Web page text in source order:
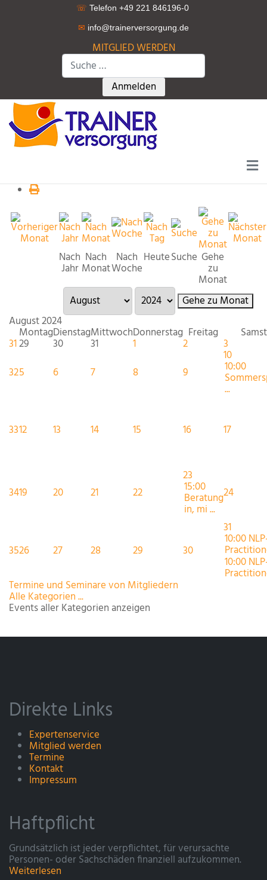
☏ Telefon +49 221 846196-0
✉ info@trainerversorgung.de
MITGLIED WERDEN
Suchen
Type 2 or more characters for
Anmelden
Nach
Jahr
Nach
Monat
Nach
Woche
HeuteSuche Gehe
zu
Monat
Gehe zu Monat
August 2024
MontagDienstagMittwochDonnerstag Freitag
3129 30 31 1 2
3
325 6 7 8 9
10
10:00
...
3312 13 14 15 16 17
3419 20 21 22
23
15:00
Beratung
in, mi ...
24
3526 27 28 29 30
31
10:00
10:00
Termine und Seminare von Mitgliedern
Alle Kategorien ...
Events aller Kategorien anzeigen
Direkte Links
Expertenservice
Mitglied werden
Termine
Kontakt
Impressum
Haftpflicht
Grundsätzlich ist jeder verpflichtet, für verursachte
Personen- oder Sachschäden finanziell aufzukommen.
Weiterlesen